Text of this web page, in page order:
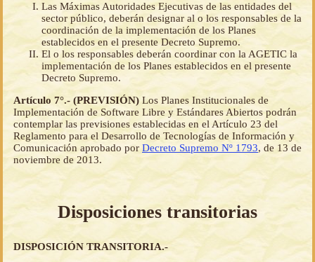
Las Máximas Autoridades Ejecutivas de las entidades del
sector público, deberán designar al o los responsables de la
coordinación de la implementación de los Planes
establecidos en el presente Decreto Supremo.
El o los responsables deberán coordinar con la AGETIC la
implementación de los Planes establecidos en el presente
Decreto Supremo.
Artículo 7°.- (PREVISIÓN) Los Planes Institucionales de
Implementación de Software Libre y Estándares Abiertos podrán
contemplar las previsiones establecidas en el Artículo 23 del
Reglamento para el Desarrollo de Tecnologías de Información y
Comunicación aprobado por Decreto Supremo Nº 1793, de 13 de
noviembre de 2013.
Disposiciones transitorias
DISPOSICIÓN TRANSITORIA.-